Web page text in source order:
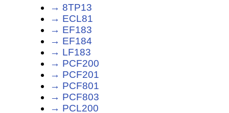
→ 8TP13
→ ECL81
→ EF183
→ EF184
→ LF183
→ PCF200
→ PCF201
→ PCF801
→ PCF803
→ PCL200